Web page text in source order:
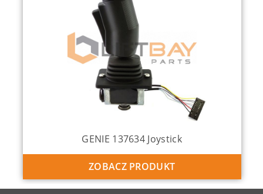
GENIE 137634 Joystick
ZOBACZ PRODUKT